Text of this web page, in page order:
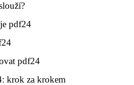
pdf24
pdf24
krok za krokem